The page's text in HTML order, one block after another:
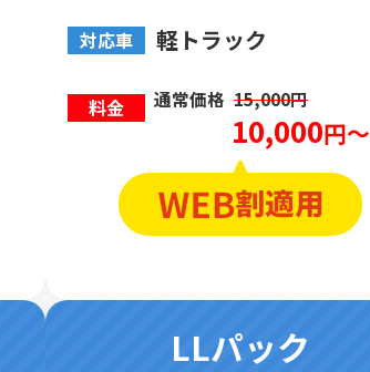
対応車 軽トラック
料金 通常価格 15,000円
10,000円～
LLパック